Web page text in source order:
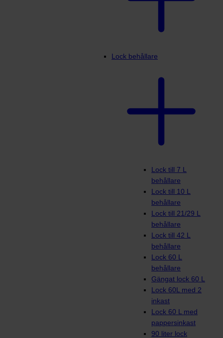
Lock behållare
Lock till 7 L
behållare
Lock till 10 L
behållare
Lock till 21/29 L
behållare
Lock till 42 L
behållare
Lock 60 L
behållare
Gängat lock 60 L
Lock 60L med 2
inkast
Lock 60 L med
pappersinkast
90 liter lock